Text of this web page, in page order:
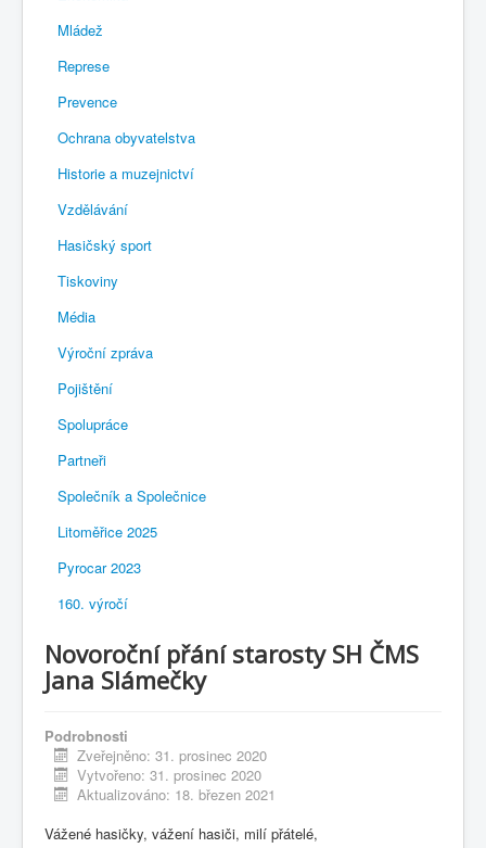
Mládež
Represe
Prevence
Ochrana obyvatelstva
Historie a muzejnictví
Vzdělávání
Hasičský sport
Tiskoviny
Média
Výroční zpráva
Pojištění
Spolupráce
Partneři
Společník a Společnice
Litoměřice 2025
Pyrocar 2023
160. výročí
Novoroční přání starosty SH ČMS
Jana Slámečky
Podrobnosti
Zveřejněno: 31. prosinec 2020
Vytvořeno: 31. prosinec 2020
Aktualizováno: 18. březen 2021
Vážené hasičky, vážení hasiči, milí přátelé,